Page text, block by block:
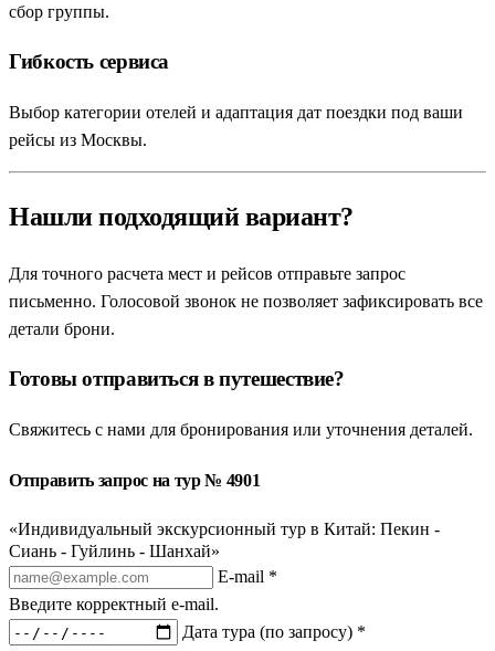
сбор группы.
Гибкость сервиса
Выбор категории отелей и адаптация дат поездки под ваши
рейсы из Москвы.
Нашли подходящий вариант?
Для точного расчета мест и рейсов отправьте запрос
письменно. Голосовой звонок не позволяет зафиксировать все
детали брони.
Готовы отправиться в путешествие?
Свяжитесь с нами для бронирования или уточнения деталей.
Отправить запрос на тур № 4901
«Индивидуальный экскурсионный тур в Китай: Пекин -
Сиань - Гуйлинь - Шанхай»
E-mail *
Введите корректный e-mail.
Дата тура (по запросу) *